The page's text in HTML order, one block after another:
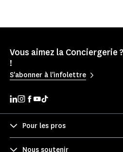
Vous aimez la Conciergerie
!
S'abonner à l'infolettre
Pour les pros
Nous soutenir